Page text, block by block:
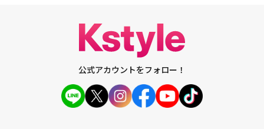
公式アカウントをフォロー！